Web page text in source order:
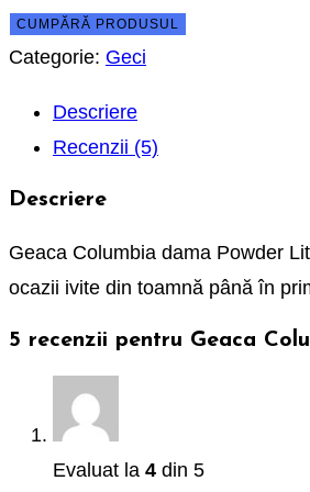
CUMPĂRĂ PRODUSUL
Categorie: Geci
Descriere
Recenzii (5)
Descriere
Geaca Columbia dama Powder
ocazii ivite din toamnă până în
5 recenzii pentru Geaca
Evaluat la 4 din 5